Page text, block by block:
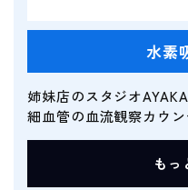
水素
姉妹店のスタジオ
細血管の血流観察カウ
もっ